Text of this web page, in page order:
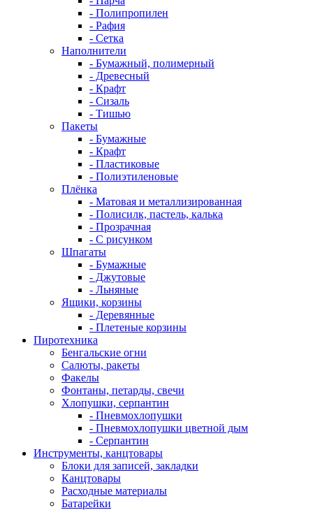
- Полипропилен
- Рафия
- Сетка
Наполнители
- Бумажный, полимерный
- Древесный
- Крафт
- Сизаль
- Тишью
Пакеты
- Бумажные
- Крафт
- Пластиковые
- Полиэтиленовые
Плёнка
- Матовая и металлизированная
- Полисилк, пастель, калька
- Прозрачная
- С рисунком
Шпагаты
- Бумажные
- Джутовые
- Льняные
Ящики, корзины
- Деревянные
- Плетеные корзины
Пиротехника
Бенгальские огни
Салюты, ракеты
Факелы
Фонтаны, петарды, свечи
Хлопушки, серпантин
- Пневмохлопушки
- Пневмохлопушки цветной дым
- Серпантин
Инструменты, канцтовары
Блоки для записей, закладки
Канцтовары
Расходные материалы
Батарейки